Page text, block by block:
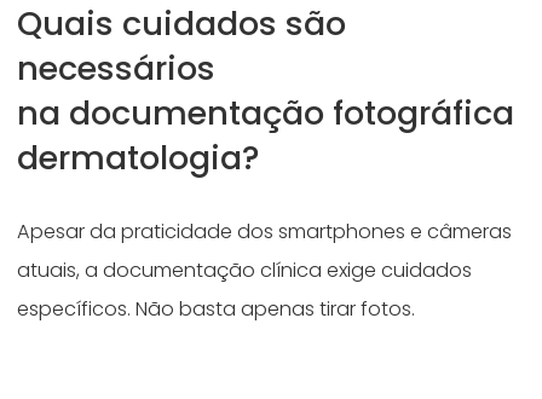
Quais cuidados são
necessários
na documentação fotográfica
dermatologia?
Apesar da praticidade dos smartphones e câmeras
atuais, a documentação clínica exige cuidados
específicos. Não basta apenas tirar fotos.